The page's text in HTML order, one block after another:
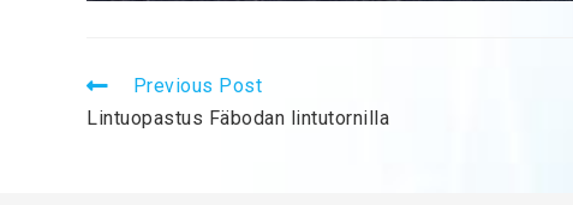
Previous Post
Lintuopastus Fäbodan lintutornilla